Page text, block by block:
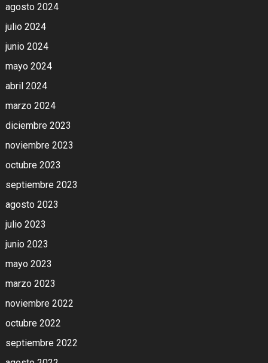
agosto 2024
julio 2024
junio 2024
mayo 2024
abril 2024
marzo 2024
diciembre 2023
noviembre 2023
octubre 2023
septiembre 2023
agosto 2023
julio 2023
junio 2023
mayo 2023
marzo 2023
noviembre 2022
octubre 2022
septiembre 2022